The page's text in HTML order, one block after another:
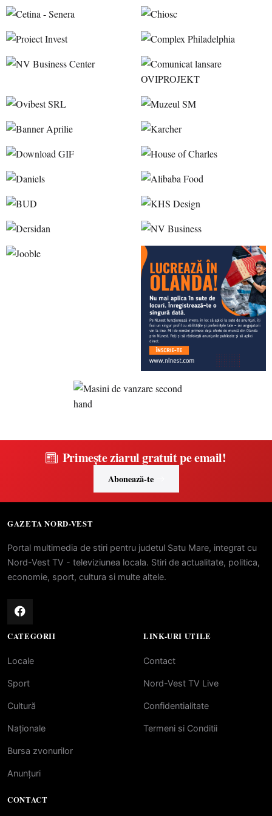
Primește ziarul gratuit pe email!
Abonează-te
GAZETA NORD-VEST
Portal multimedia de stiri pentru judetul Satu Mare, integrat cu
Nord-Vest TV - televiziunea locala. Stiri de actualitate, politica,
economie, sport, cultura si multe altele.
CATEGORII
Locale
Sport
Cultură
Naționale
Bursa zvonurilor
Anunțuri
LINK-URI UTILE
Contact
Nord-Vest TV Live
Confidentialitate
Termeni si Conditii
CONTACT